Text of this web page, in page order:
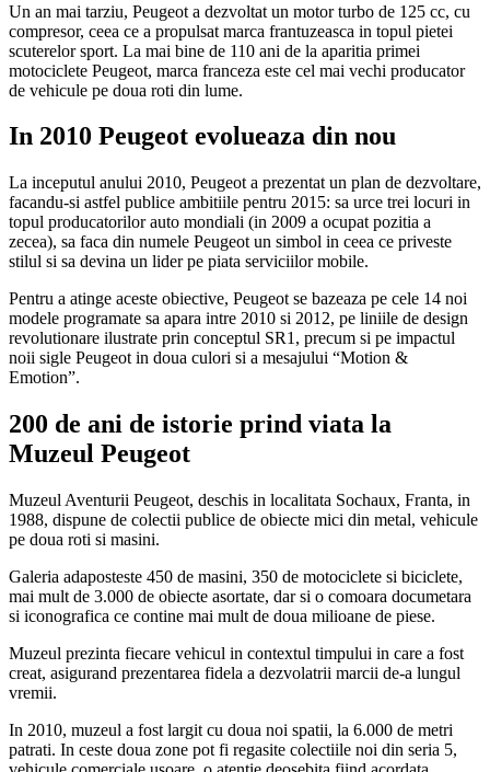
Un an mai tarziu, Peugeot a dezvoltat un motor turbo de 125 cc, cu
compresor, ceea ce a propulsat marca frantuzeasca in topul pietei
scuterelor sport. La mai bine de 110 ani de la aparitia primei
motociclete Peugeot, marca franceza este cel mai vechi producator
de vehicule pe doua roti din lume.
In 2010 Peugeot evolueaza din nou
La inceputul anului 2010, Peugeot a prezentat un plan de dezvoltare,
facandu-si astfel publice ambitiile pentru 2015: sa urce trei locuri in
topul producatorilor auto mondiali (in 2009 a ocupat pozitia a
zecea), sa faca din numele Peugeot un simbol in ceea ce priveste
stilul si sa devina un lider pe piata serviciilor mobile.
Pentru a atinge aceste obiective, Peugeot se bazeaza pe cele 14 noi
modele programate sa apara intre 2010 si 2012, pe liniile de design
revolutionare ilustrate prin conceptul SR1, precum si pe impactul
noii sigle Peugeot in doua culori si a mesajului “Motion &
Emotion”.
200 de ani de istorie prind viata la
Muzeul Peugeot
Muzeul Aventurii Peugeot, deschis in localitata Sochaux, Franta, in
1988, dispune de colectii publice de obiecte mici din metal, vehicule
pe doua roti si masini.
Galeria adaposteste 450 de masini, 350 de motociclete si biciclete,
mai mult de 3.000 de obiecte asortate, dar si o comoara documetara
si iconografica ce contine mai mult de doua milioane de piese.
Muzeul prezinta fiecare vehicul in contextul timpului in care a fost
creat, asigurand prezentarea fidela a dezvolatrii marcii de-a lungul
vremii.
In 2010, muzeul a fost largit cu doua noi spatii, la 6.000 de metri
patrati. In ceste doua zone pot fi regasite colectiile noi din seria 5,